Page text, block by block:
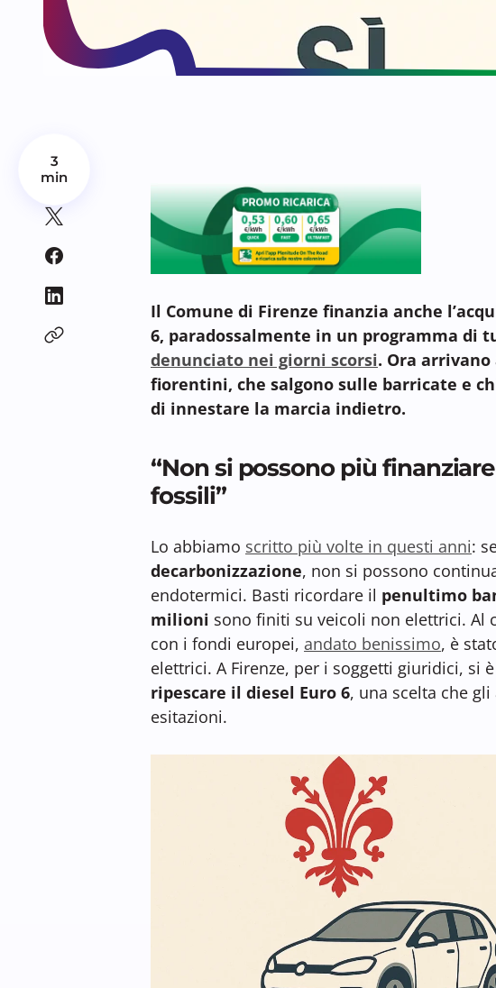
3
min
Il Comune di Firenze finanzia anche
6, paradossalmente in un programma di
denunciato nei giorni scorsi. Ora
fiorentini, che salgono sulle barricate e
di innestare la marcia indietro.
“Non si possono più
fossili”
Lo abbiamo scritto più volte in questi anni:
decarbonizzazione, non si possono
endotermici. Basti ricordare il penultimo
milioni sono finiti su veicoli non elettrici. Al
con i fondi europei, andato benissimo, è
elettrici. A Firenze, per i soggetti giuridici, si
ripescare il diesel Euro 6, una scelta che
esitazioni.